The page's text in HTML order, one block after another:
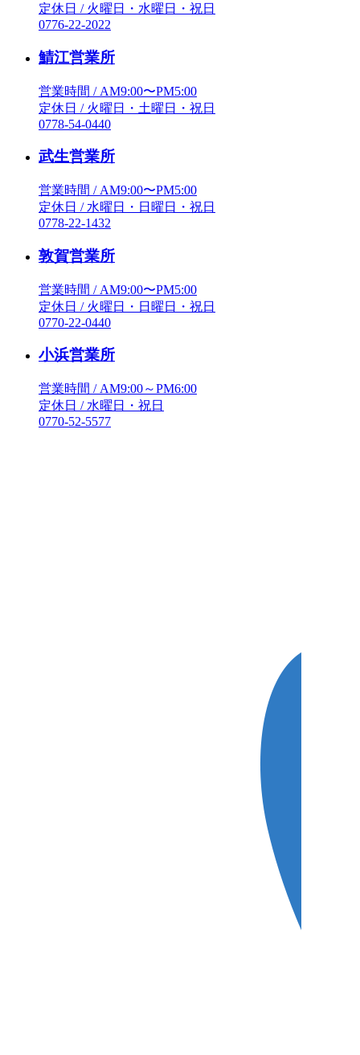
定休日 / 火曜日・水曜日・祝日
0776-22-2022
鯖江営業所
営業時間 / AM9:00〜PM5:00
定休日 / 火曜日・土曜日・祝日
0778-54-0440
武生営業所
営業時間 / AM9:00〜PM5:00
定休日 / 水曜日・日曜日・祝日
0778-22-1432
敦賀営業所
営業時間 / AM9:00〜PM5:00
定休日 / 火曜日・日曜日・祝日
0770-22-0440
小浜営業所
営業時間 / AM9:00～PM6:00
定休日 / 水曜日・祝日
0770-52-5577